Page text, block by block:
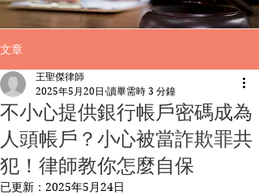
文章
不小心提供銀行帳戶密碼成為
人頭帳戶？小心被當詐欺罪共
犯！律師教你怎麼自保
王聖傑律師
2025年5月20日 讀畢需時 3 分鐘
已更新： 2025年5月24日